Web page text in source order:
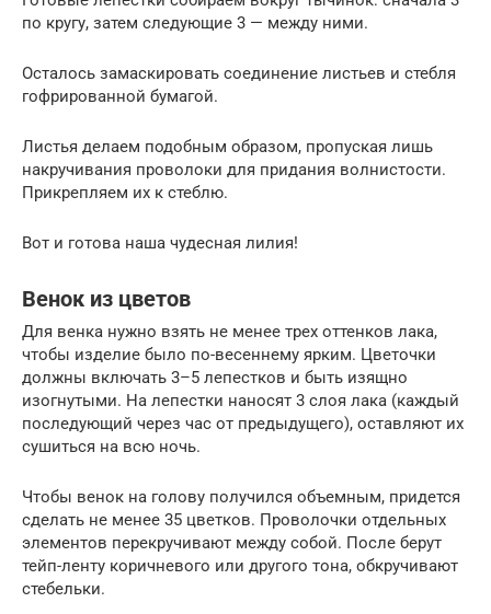
по кругу, затем следующие 3 — между ними.
Осталось замаскировать соединение листьев и стебля
гофрированной бумагой.
Листья делаем подобным образом, пропуская лишь
накручивания проволоки для придания волнистости.
Прикрепляем их к стеблю.
Вот и готова наша чудесная лилия!
Венок из цветов
Для венка нужно взять не менее трех оттенков лака,
чтобы изделие было по-весеннему ярким. Цветочки
должны включать 3–5 лепестков и быть изящно
изогнутыми. На лепестки наносят 3 слоя лака (каждый
последующий через час от предыдущего), оставляют их
сушиться на всю ночь.
Чтобы венок на голову получился объемным, придется
сделать не менее 35 цветков. Проволочки отдельных
элементов перекручивают между собой. После берут
тейп-ленту коричневого или другого тона, обкручивают
стебельки.